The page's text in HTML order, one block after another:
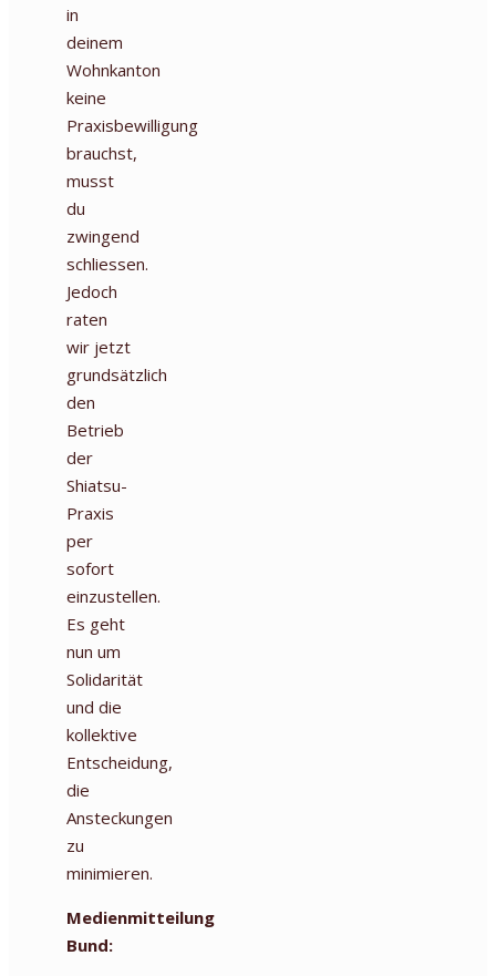
in
deinem
Wohnkanton
keine
Praxisbewilligung
brauchst,
musst
du
zwingend
schliessen.
Jedoch
raten
wir jetzt
grundsätzlich
den
Betrieb
der
Shiatsu-
Praxis
per
sofort
einzustellen.
Es geht
nun um
Solidarität
und die
kollektive
Entscheidung,
die
Ansteckungen
zu
minimieren.
Medienmitteilung
Bund: